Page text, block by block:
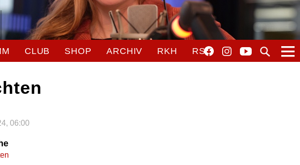
CLUB SHOP ARCHIV RKH RSO
06:00